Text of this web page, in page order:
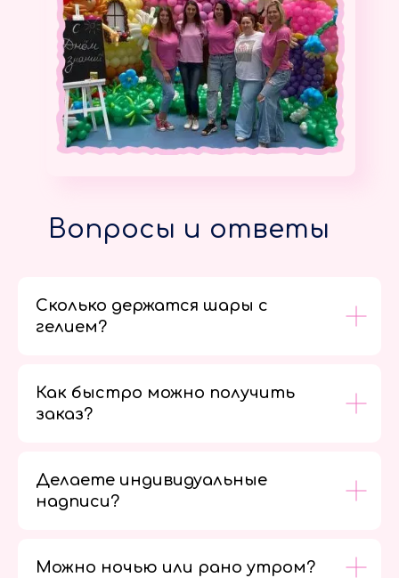
Вопросы и ответы
Сколько держатся шары с
гелием?
Как быстро можно получить
заказ?
Делаете индивидуальные
надписи?
Можно ночью или рано утром?